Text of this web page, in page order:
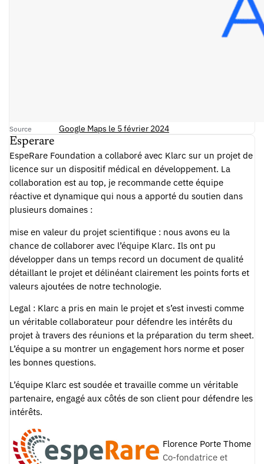
Source Google Maps le 5 février 2024
Esperare
EspeRare Foundation a collaboré avec Klarc sur un projet de
licence sur un dispositif médical en développement. La
collaboration est au top, je recommande cette équipe
réactive et dynamique qui nous a apporté du soutien dans
plusieurs domaines :
mise en valeur du projet scientifique : nous avons eu la
chance de collaborer avec l’équipe Klarc. Ils ont pu
développer dans un temps record un document de qualité
détaillant le projet et délinéant clairement les points forts et
valeurs ajoutées de notre technologie.
Legal : Klarc a pris en main le projet et s’est investi comme
un véritable collaborateur pour défendre les intérêts du
projet à travers des réunions et la préparation du term sheet.
L’équipe a su montrer un engagement hors norme et poser
les bonnes questions.
L’équipe Klarc est soudée et travaille comme un véritable
partenaire, engagé aux côtés de son client pour défendre les
intérêts.
Florence Porte Thome
Co-fondatrice et